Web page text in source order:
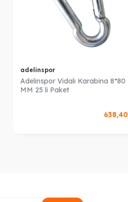
adelinspor
Adelinspor Vidalı Karabina 8*80
MM 25 li Paket
638,40